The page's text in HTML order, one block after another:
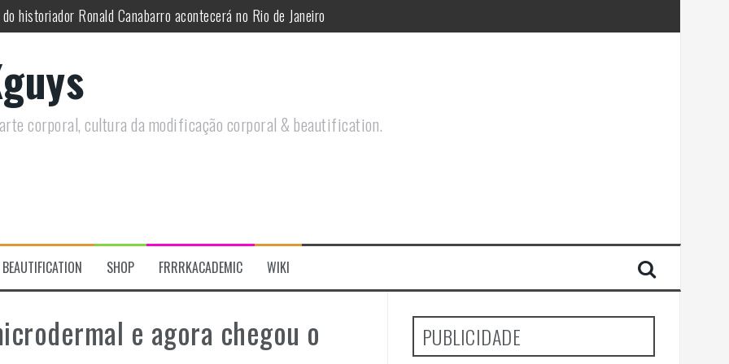
historiador Ronald Canabarro acontecerá no Rio de Janeiro
em Agosto e discutirá questões LGBTQIAPN+ e Modificações Corporais
modificações corporais e anarquia em encontro online
saiba como você pode ajudar duas ações que estão a ocorrer
a celebração do Orgulho Freak no Chile
corporal, cultura da modificação corporal & beautification.
BEAUTIFICATION SHOP FRRRKACADEMIC WIKI
e agora chegou o PUBLICIDADE